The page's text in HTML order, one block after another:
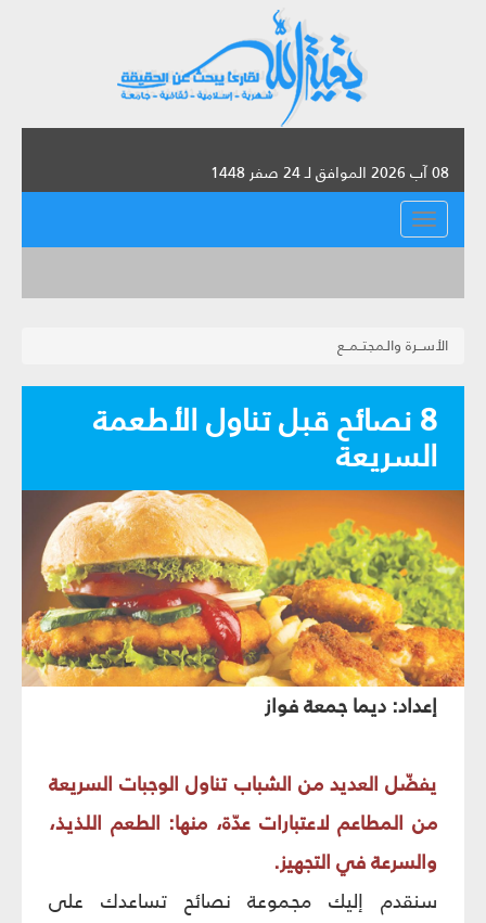
08 آب 2026 الموافق لـ 24 صفر 1448
القائمة
الأســرة والـمجتــمــع
8 نصائح قبل تناول الأطعمة
السريعة
إعداد: ديما جمعة فواز
يفضّل العديد من الشباب تناول الوجبات السريعة
من المطاعم لاعتبارات عدّة، منها: الطعم اللذيذ،
والسرعة في التجهيز.
سنقدم إليك مجموعة نصائح تساعدك على